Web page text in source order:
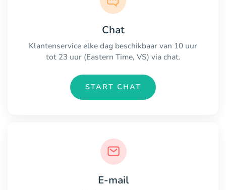
Chat
Klantenservice elke dag beschikbaar van 10 uur
tot 23 uur (Eastern Time, VS) via chat.
START CHAT
E-mail